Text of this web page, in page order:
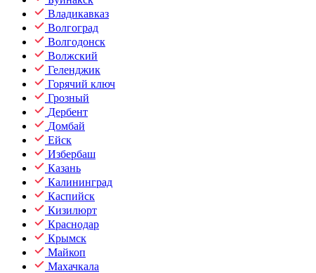
Владикавказ
Волгоград
Волгодонск
Волжский
Геленджик
Горячий ключ
Грозный
Дербент
Домбай
Ейск
Избербаш
Казань
Калининград
Каспийск
Кизилюрт
Краснодар
Крымск
Майкоп
Махачкала